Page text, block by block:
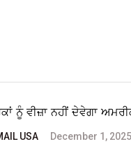
ਨੂੰ ਵੀਜ਼ਾ ਨਹੀਂ ਦੇਵੇਗਾ
USA December 1, 2025